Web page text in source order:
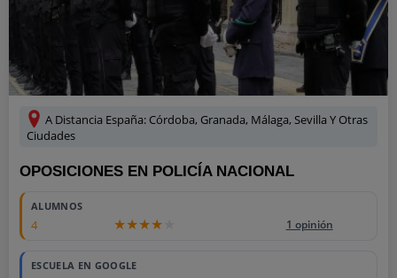
A Distancia España: Córdoba, Granada, Málaga, Sevilla Y Otras
Ciudades
OPOSICIONES EN POLICÍA NACIONAL
ALUMNOS
4 1 opinión
ESCUELA EN GOOGLE